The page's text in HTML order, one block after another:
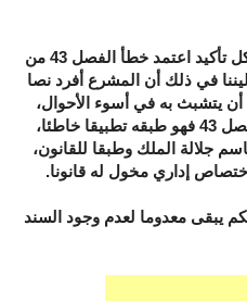
وسيكون القاضي مصدر الحكم بكل تأكيد اعتمد خطأ الفصل 43 من
في ذلك أن المشرع أفرد نصا
يتشبث به في أسوء الأحوال،
وحتى في اعتماد القاضي على الفصل 43 فهو طبقه تطبيقا خاطئا،
جلالة الملك وطبقا للقانون،
إداري مخول له قانونا.
يبقى معدوما لعدم وجود السند